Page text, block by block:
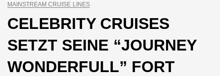
MAINSTREAM CRUISE LINES
CELEBRITY CRUISES
SETZT SEINE “JOURNEY
WONDERFULL” FORT